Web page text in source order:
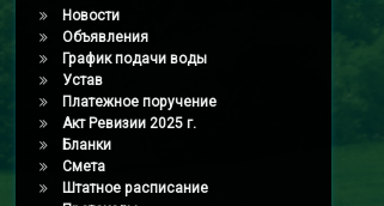
Новости
Объявления
График подачи воды
Устав
Платежное поручение
Акт Ревизии 2025 г.
Бланки
Смета
Штатное расписание